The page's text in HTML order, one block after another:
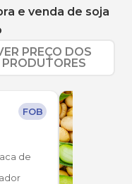
e venda de soja
PREÇO DOS
PRODUTORES
FOB
de